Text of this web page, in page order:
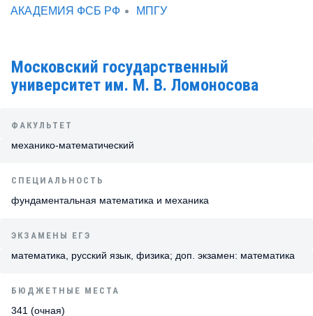
АКАДЕМИЯ ФСБ РФ
МПГУ
Московский государственный
университет им. М. В. Ломоносова
ФАКУЛЬТЕТ
механико-математический
СПЕЦИАЛЬНОСТЬ
фундаментальная математика и механика
ЭКЗАМЕНЫ ЕГЭ
математика, русский язык, физика; доп. экзамен: математика
БЮДЖЕТНЫЕ МЕСТА
341 (очная)